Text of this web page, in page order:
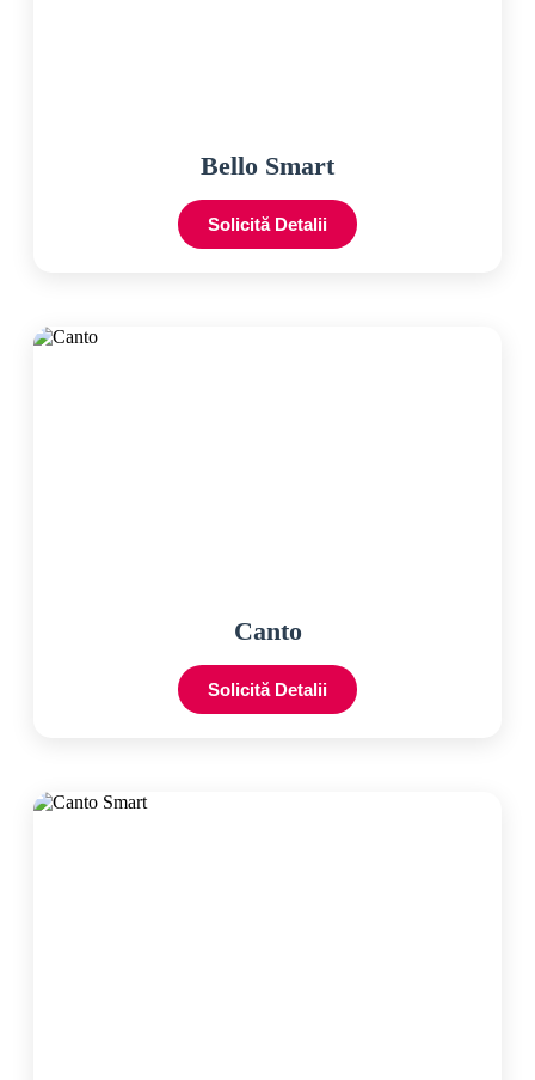
Bello Smart
Solicită Detalii
Canto
Solicită Detalii